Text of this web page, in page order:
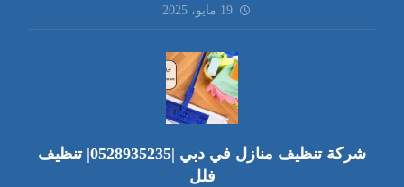
19 مايو، 2025
شركة تنظيف منازل في دبي |0528935235| تنظيف
فلل